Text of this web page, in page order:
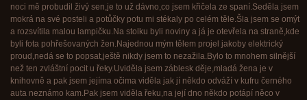
noci mě probudil živý sen,je to už dávno,co jsem křičela ze spaní.Seděla jsem
mokrá na své posteli a potůčky potu mi stékaly po celém těle.Šla jsem se omýt
a rozsvítila malou lampičku.Na stolku byli noviny a já je otevřela na straně,kde
byli fota pohřešovaných žen.Najednou mým tělem projel jakoby elektrický
proud,nedá se to popsat,ještě nikdy jsem to nezažila.Bylo to mnohem silnější
než ten zvláštní pocit u řeky.Uviděla jsem záblesk děje,mladá žena je v
knihovně a pak jsem jejíma očima viděla jak jí někdo odváží v kufru černého
auta neznámo kam.Pak jsem viděla řeku,na její dno někdo potápí něco v